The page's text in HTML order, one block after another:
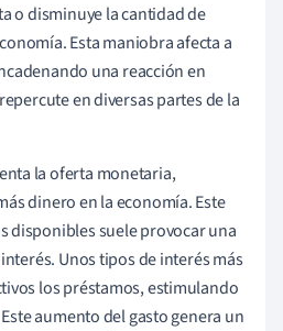
o disminuye la cantidad de
Esta maniobra afecta a
una reacción en
en diversas partes de la
la oferta monetaria,
dinero en la economía. Este
disponibles suele provocar una
Unos tipos de interés más
los préstamos, estimulando
aumento del gasto genera un